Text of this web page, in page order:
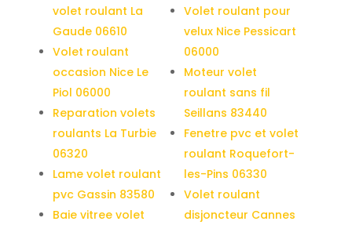
volet roulant La
Gaude 06610
Volet roulant
occasion Nice Le
Piol 06000
Reparation volets
roulants La Turbie
06320
Lame volet roulant
pvc Gassin 83580
Baie vitree volet
Volet roulant pour
velux Nice Pessicart
06000
Moteur volet
roulant sans fil
Seillans 83440
Fenetre pvc et volet
roulant Roquefort-
les-Pins 06330
Volet roulant
disjoncteur Cannes